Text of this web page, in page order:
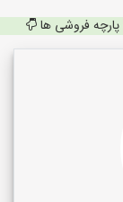
فروشی ها